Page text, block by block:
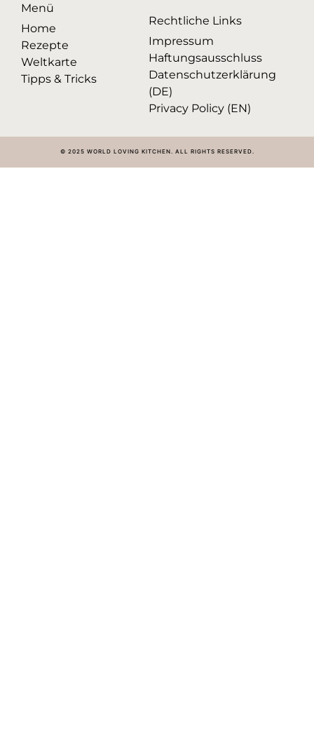
Menü
Home
Rezepte
Weltkarte
Tipps & Tricks
Rechtliche Links
Impressum
Haftungsausschluss
Datenschutzerklärung
(DE)
Privacy Policy (EN)
© 2025 WORLD LOVING KITCHEN. ALL RIGHTS RESERVED.